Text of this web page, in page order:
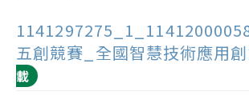
五創競賽_全國智慧技術應用
載